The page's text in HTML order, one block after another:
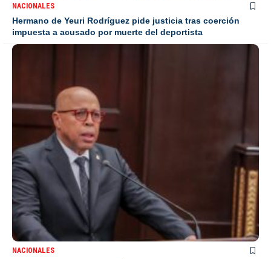
NACIONALES
Hermano de Yeuri Rodríguez pide justicia tras coerción
impuesta a acusado por muerte del deportista
NACIONALES